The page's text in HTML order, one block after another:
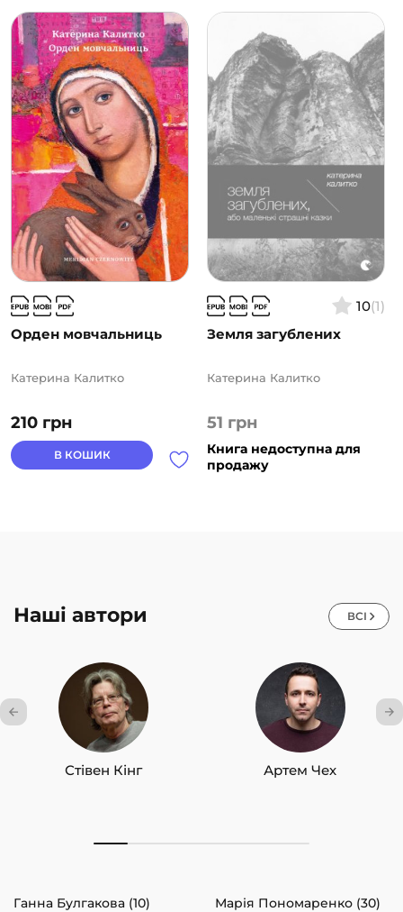
Орден мовчальниць
210 грн
Катерина Калитко
В КОШИК
10(1)
Земля загублених
51 грн
Катерина Калитко
Книга недоступна для
продажу
Наші автори ВСІ
Стівен Кінг Артем Чех
Ганна Булгакова (10)
Марія Пономаренко (30)